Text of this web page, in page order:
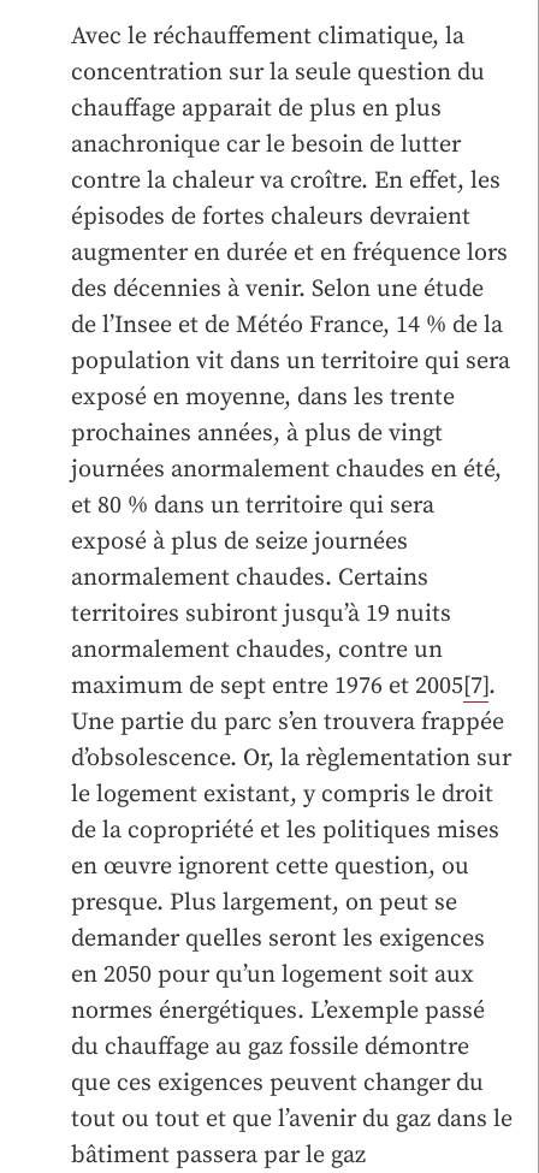
Avec le réchauffement climatique, la
concentration sur la seule question du
chauffage apparait de plus en plus
anachronique car le besoin de lutter
contre la chaleur va croître. En effet, les
épisodes de fortes chaleurs devraient
augmenter en durée et en fréquence lors
des décennies à venir. Selon une étude
de l’Insee et de Météo France, 14 % de la
population vit dans un territoire qui sera
exposé en moyenne, dans les trente
prochaines années, à plus de vingt
journées anormalement chaudes en été,
et 80 % dans un territoire qui sera
exposé à plus de seize journées
anormalement chaudes. Certains
territoires subiront jusqu’à 19 nuits
anormalement chaudes, contre un
maximum de sept entre 1976 et 2005[7].
Une partie du parc s’en trouvera frappée
d’obsolescence. Or, la règlementation sur
le logement existant, y compris le droit
de la copropriété et les politiques mises
en œuvre ignorent cette question, ou
presque. Plus largement, on peut se
demander quelles seront les exigences
en 2050 pour qu’un logement soit aux
normes énergétiques. L’exemple passé
du chauffage au gaz fossile démontre
que ces exigences peuvent changer du
tout ou tout et que l’avenir du gaz dans le
bâtiment passera par le gaz